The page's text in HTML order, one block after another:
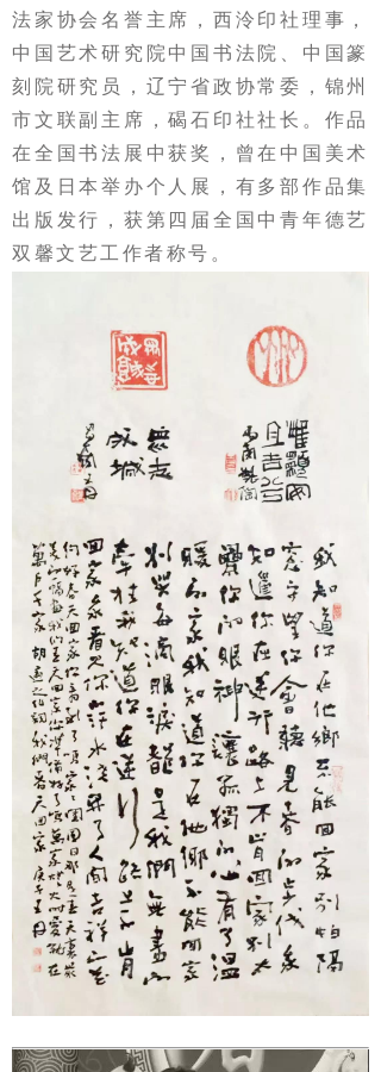
法家协会名誉主席，西泠印社理事，
中国艺术研究院中国书法院、中国篆
刻院研究员，辽宁省政协常委，锦州
市文联副主席，碣石印社社长。作品
在全国书法展中获奖，曾在中国美术
馆及日本举办个人展，有多部作品集
出版发行，获第四届全国中青年德艺
双馨文艺工作者称号。